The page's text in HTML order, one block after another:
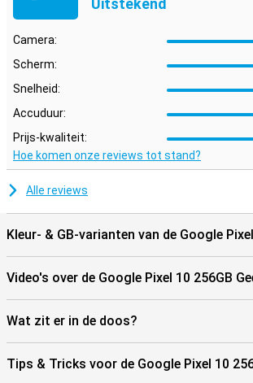
Ideaal met andere Google-apparaten
De Pixel 10 werkt moeiteloos samen met
Google-ecosysteem. Denk aan de
die je eenvoudig koppelt voor extra gemak.
instellingen synchroniseer je automatisch
Dankzij Google Assistent en slimme
over je smart home, je agenda en je dagelijkse
vanuit je broekzak.
Uitstekend
Camera:
Scherm:
Snelheid:
Accuduur:
Prijs-kwaliteit:
Hoe komen onze reviews tot stand?
Alle reviews
Kleur- & GB-varianten van de Google
Video's over de Google Pixel 10 256GB
Wat zit er in de doos?
Tips & Tricks voor de Google Pixel 10